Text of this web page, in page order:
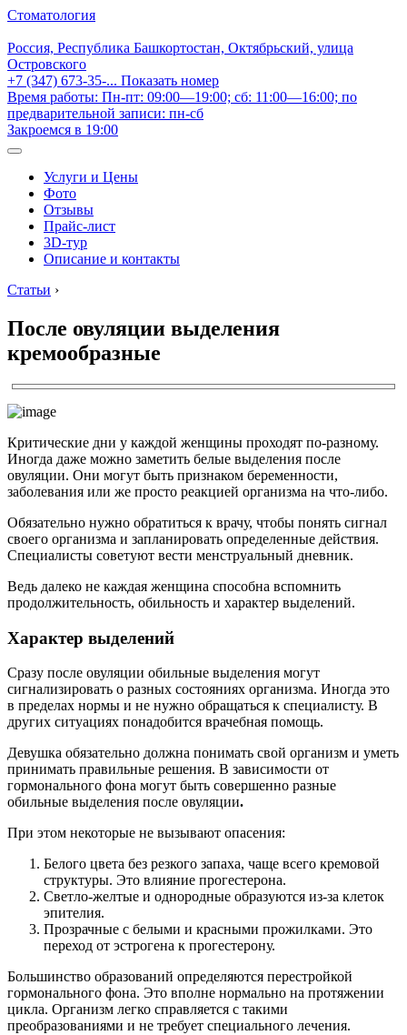
Стоматология
Россия, Республика Башкортостан, Октябрьский, улица
Островского
+7 (347) 673-35-... Показать номер
Время работы: Пн-пт: 09:00—19:00; сб: 11:00—16:00; по
предварительной записи: пн-сб
Закроемся в 19:00
Услуги и Цены
Фото
Отзывы
Прайс-лист
3D-тур
Описание и контакты
Статьи ›
После овуляции выделения
кремообразные
Критические дни у каждой женщины проходят по-разному.
Иногда даже можно заметить белые выделения после
овуляции. Они могут быть признаком беременности,
заболевания или же просто реакцией организма на что-либо.
Обязательно нужно обратиться к врачу, чтобы понять сигнал
своего организма и запланировать определенные действия.
Специалисты советуют вести менструальный дневник.
Ведь далеко не каждая женщина способна вспомнить
продолжительность, обильность и характер выделений.
Характер выделений
Сразу после овуляции обильные выделения могут
сигнализировать о разных состояниях организма. Иногда это
в пределах нормы и не нужно обращаться к специалисту. В
других ситуациях понадобится врачебная помощь.
Девушка обязательно должна понимать свой организм и уметь
принимать правильные решения. В зависимости от
гормонального фона могут быть совершенно разные
обильные выделения после овуляции.
При этом некоторые не вызывают опасения:
Белого цвета без резкого запаха, чаще всего кремовой
структуры. Это влияние прогестерона.
Светло-желтые и однородные образуются из-за клеток
эпителия.
Прозрачные с белыми и красными прожилками. Это
переход от эстрогена к прогестерону.
Большинство образований определяются перестройкой
гормонального фона. Это вполне нормально на протяжении
цикла. Организм легко справляется с такими
преобразованиями и не требует специального лечения.